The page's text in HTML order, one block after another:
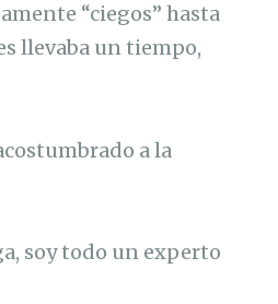
“ciegos” hasta
llevaba un tiempo,
a la
soy todo un experto